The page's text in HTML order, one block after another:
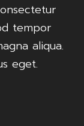
tempor
aliqua.
eget.